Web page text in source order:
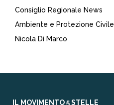
Consiglio Regionale News
Ambiente e Protezione Civile
Nicola Di Marco
IL MOVIMENTO 5 STELLE